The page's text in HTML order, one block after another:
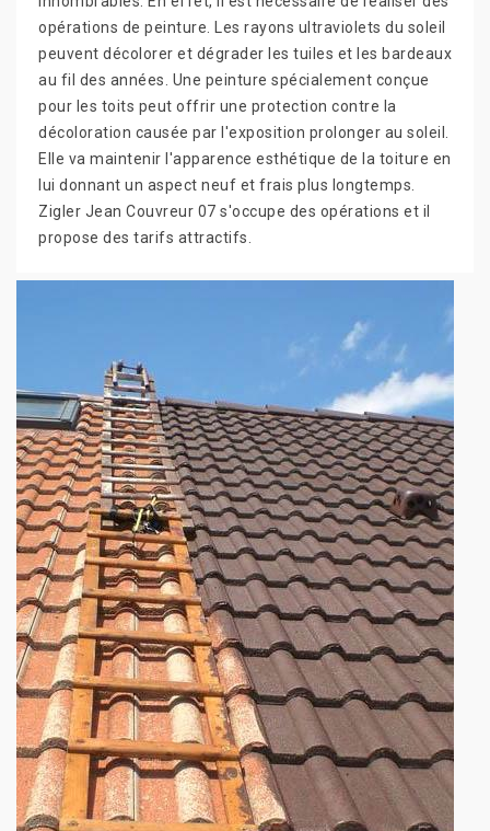
opérations de peinture. Les rayons ultraviolets du soleil
peuvent décolorer et dégrader les tuiles et les bardeaux
au fil des années. Une peinture spécialement conçue
pour les toits peut offrir une protection contre la
décoloration causée par l'exposition prolonger au soleil.
Elle va maintenir l'apparence esthétique de la toiture en
lui donnant un aspect neuf et frais plus longtemps.
Zigler Jean Couvreur 07 s'occupe des opérations et il
propose des tarifs attractifs.